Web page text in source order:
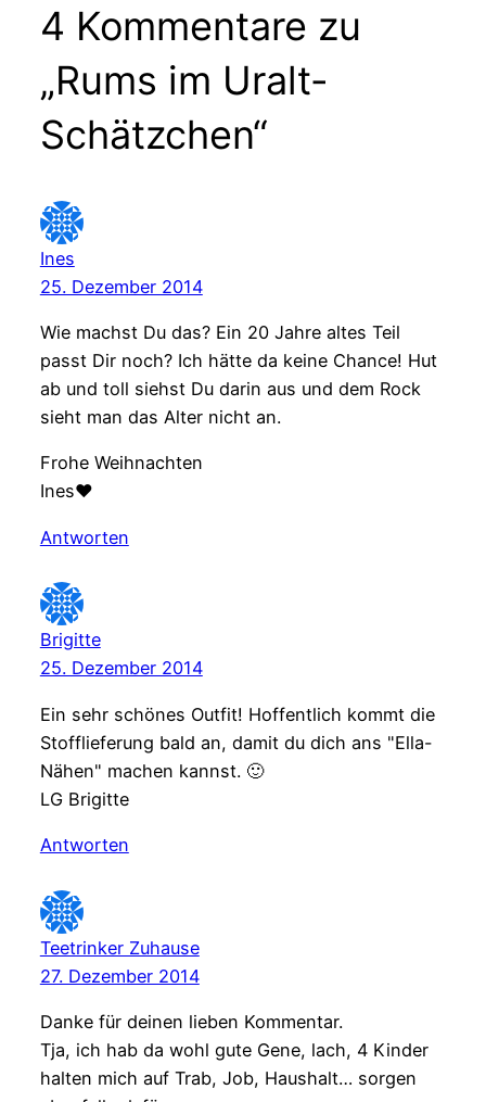
4 Kommentare zu
„Rums im Uralt-
Schätzchen“
Ines
25. Dezember 2014
Wie machst Du das? Ein 20 Jahre altes Teil
passt Dir noch? Ich hätte da keine Chance! Hut
ab und toll siehst Du darin aus und dem Rock
sieht man das Alter nicht an.
Frohe Weihnachten
Ines♥
Antworten
Brigitte
25. Dezember 2014
Ein sehr schönes Outfit! Hoffentlich kommt die
Stofflieferung bald an, damit du dich ans "Ella-
Nähen" machen kannst. 🙂
LG Brigitte
Antworten
Teetrinker Zuhause
27. Dezember 2014
Danke für deinen lieben Kommentar.
Tja, ich hab da wohl gute Gene, lach, 4 Kinder
halten mich auf Trab, Job, Haushalt… sorgen